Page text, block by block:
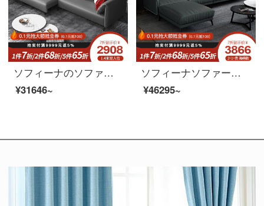
ソフィーナのソファーベッドの意味式の軽い贅沢な科学技術布ソファーベッドオフィスのリビングバルコニーの両用ソファベッドは折り畳み式で分解して洗うことができます。
¥31646~
ソフィーナソファーの科学技術布ソファ北欧の科学技術布ゴムソファーは現代簡単で簡単なリビングセットの大きさの戸型布芸ソファーを組み合わせています。
¥46295~